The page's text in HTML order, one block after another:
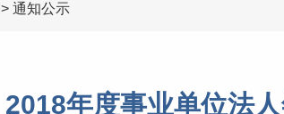
> 通知公示
2018年度事业单位法